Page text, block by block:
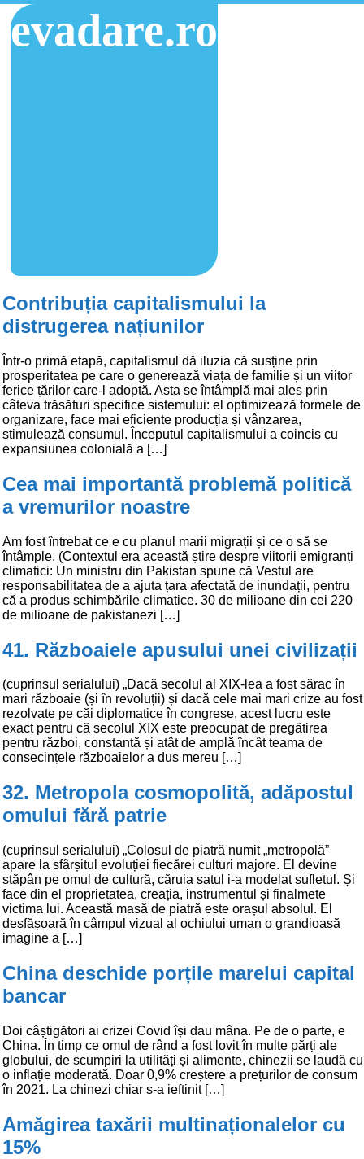
evadare.ro
Contribuția capitalismului la
distrugerea națiunilor
Într-o primă etapă, capitalismul dă iluzia că susține prin
prosperitatea pe care o generează viața de familie și un viitor
ferice țărilor care-l adoptă. Asta se întâmplă mai ales prin
câteva trăsături specifice sistemului: el optimizează formele de
organizare, face mai eficiente producția și vânzarea,
stimulează consumul. Începutul capitalismului a coincis cu
expansiunea colonială a […]
Cea mai importantă problemă politică
a vremurilor noastre
Am fost întrebat ce e cu planul marii migrații și ce o să se
întâmple. (Contextul era această știre despre viitorii emigranți
climatici: Un ministru din Pakistan spune că Vestul are
responsabilitatea de a ajuta țara afectată de inundații, pentru
că a produs schimbările climatice. 30 de milioane din cei 220
de milioane de pakistanezi […]
41. Războaiele apusului unei civilizații
(cuprinsul serialului) „Dacă secolul al XIX-lea a fost sărac în
mari războaie (și în revoluții) și dacă cele mai mari crize au fost
rezolvate pe căi diplomatice în congrese, acest lucru este
exact pentru că secolul XIX este preocupat de pregătirea
pentru război, constantă și atât de amplă încât teama de
consecințele războaielor a dus mereu […]
32. Metropola cosmopolită, adăpostul
omului fără patrie
(cuprinsul serialului) „Colosul de piatră numit „metropolă”
apare la sfârșitul evoluției fiecărei culturi majore. El devine
stăpân pe omul de cultură, căruia satul i-a modelat sufletul. Și
face din el proprietatea, creația, instrumentul și finalmete
victima lui. Această masă de piatră este orașul absolul. El
desfășoară în câmpul vizual al ochiului uman o grandioasă
imagine a […]
China deschide porțile marelui capital
bancar
Doi câștigători ai crizei Covid își dau mâna. Pe de o parte, e
China. În timp ce omul de rând a fost lovit în multe părți ale
globului, de scumpiri la utilități și alimente, chinezii se laudă cu
o inflație moderată. Doar 0,9% creștere a prețurilor de consum
în 2021. La chinezi chiar s-a ieftinit […]
Amăgirea taxării multinaționalelor cu
15%